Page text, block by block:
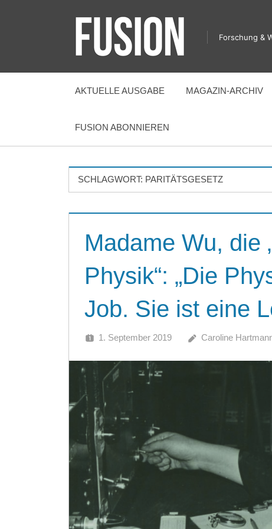
FUSION
Forschung &
AKTUELLE AUSGABE MAGAZIN-ARCHIV
FUSION ABONNIEREN
SCHLAGWORT: PARITÄTSGESETZ
Madame Wu, die
Physik“: „Die
Job. Sie ist eine
1. September 2019 Caroline